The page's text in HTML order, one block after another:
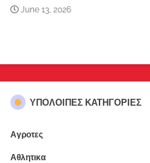
June 13, 2026
ΥΠΌΛΟΙΠΕΣ ΚΑΤΗΓΟΡΊΕΣ
Αγροτες
Αθλητικα